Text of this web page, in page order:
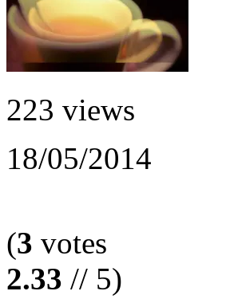
223 views
18/05/2014
(3 votes
2.33 // 5)